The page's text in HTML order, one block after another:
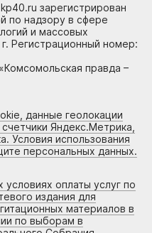
зарегистрирован
по надзору в сфере
и массовых
Регистрационный номер:
правда –
данные геолокации
Яндекс.Метрика,
Условия использования
персональных данных.
оплаты услуг по
издания для
материалов в
по выборам в